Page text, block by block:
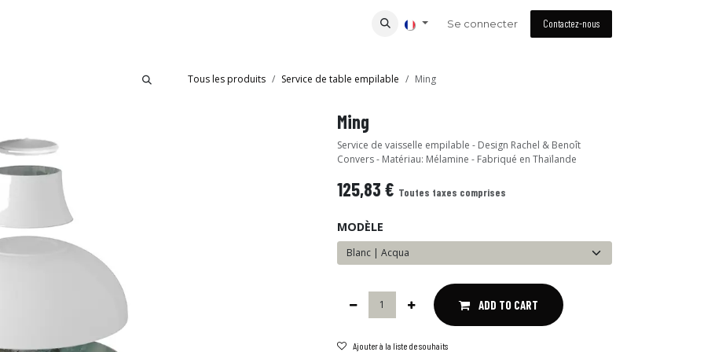
Se connecter Contactez-nous
Tous les produits Service de table empilable Ming
Ming
Service de vaisselle empilable - Design Rachel & Benoît
Convers - Matériau: Mélamine - Fabriqué en Thaïlande
125,83 € Toutes taxes comprises
MODÈLE
ADD TO CART
Ajouter à la liste de souhaits